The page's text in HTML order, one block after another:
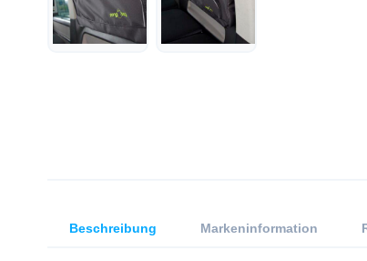
Beschreibung Markeninformation